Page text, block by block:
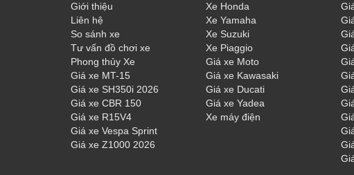
Giới thiệu
Liên hệ
So sánh xe
Tư vấn đồ chơi xe
Phong thủy Xe
Giá xe MT-15
Giá xe SH350i 2026
Giá xe CBR 150
Giá xe R15V4
Giá xe Vespa Sprint
Giá xe Z1000 2026
Xe Honda
Xe Yamaha
Xe Suzuki
Xe Piaggio
Giá xe Moto
Giá xe Kawasaki
Giá xe Ducati
Giá xe Yadea
Xe máy điện